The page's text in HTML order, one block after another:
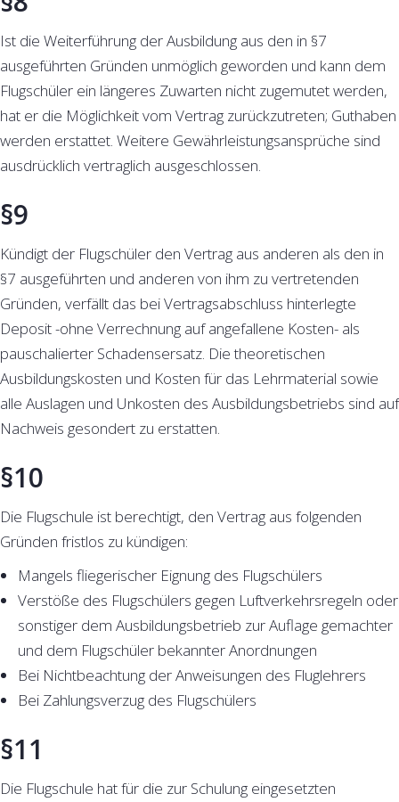
Ist die Weiterführung der Ausbildung aus den in §7
ausgeführten Gründen unmöglich geworden und kann dem
Flugschüler ein längeres Zuwarten nicht zugemutet werden,
hat er die Möglichkeit vom Vertrag zurückzutreten; Guthaben
werden erstattet. Weitere Gewährleistungsansprüche sind
ausdrücklich vertraglich ausgeschlossen.
§9
Kündigt der Flugschüler den Vertrag aus anderen als den in
§7 ausgeführten und anderen von ihm zu vertretenden
Gründen, verfällt das bei Vertragsabschluss hinterlegte
Deposit -ohne Verrechnung auf angefallene Kosten- als
pauschalierter Schadensersatz. Die theoretischen
Ausbildungskosten und Kosten für das Lehrmaterial sowie
alle Auslagen und Unkosten des Ausbildungsbetriebs sind auf
Nachweis gesondert zu erstatten.
§10
Die Flugschule ist berechtigt, den Vertrag aus folgenden
Gründen fristlos zu kündigen:
Mangels fliegerischer Eignung des Flugschülers
Verstöße des Flugschülers gegen Luftverkehrsregeln oder
sonstiger dem Ausbildungsbetrieb zur Auflage gemachter
und dem Flugschüler bekannter Anordnungen
Bei Nichtbeachtung der Anweisungen des Fluglehrers
Bei Zahlungsverzug des Flugschülers
§11
Die Flugschule hat für die zur Schulung eingesetzten